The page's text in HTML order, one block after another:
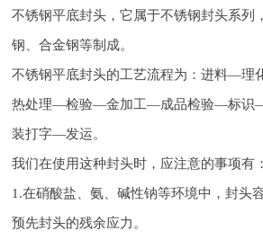
不锈钢平底封头，它属于不锈钢封头系列
钢、合金钢等制成。
不锈钢平底封头的工艺流程为：进料—
热处理—检验—金加工—成品检验—标
装打字—发运。
我们在使用这种封头时，应注意的事项有：
1.在硝酸盐、氨、碱性钠等环境中，封头
预先封头的残余应力。